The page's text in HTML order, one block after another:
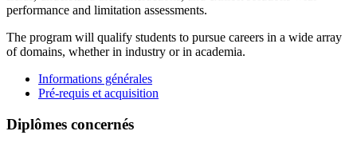
performance and limitation assessments.
The program will qualify students to pursue careers in a wide array
of domains, whether in industry or in academia.
Informations générales
Pré-requis et acquisition
Diplômes concernés